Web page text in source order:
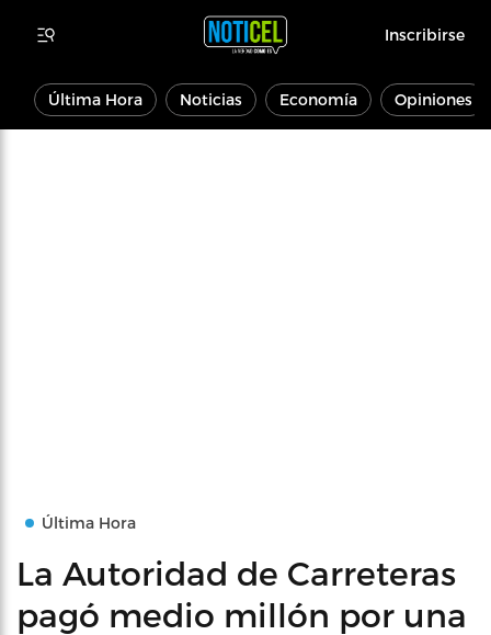
Inscribirse
Última Hora Noticias Economía Opiniones
Última Hora
La Autoridad de Carreteras
pagó medio millón por una